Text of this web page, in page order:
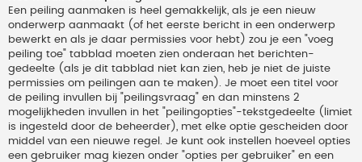
Een peiling aanmaken is heel gemakkelijk, als je een nieuw
onderwerp aanmaakt (of het eerste bericht in een onderwerp
bewerkt en als je daar permissies voor hebt) zou je een "voeg
peiling toe" tabblad moeten zien onderaan het berichten-
gedeelte (als je dit tabblad niet kan zien, heb je niet de juiste
permissies om peilingen aan te maken). Je moet een titel voor
de peiling invullen bij "peilingsvraag" en dan minstens 2
mogelijkheden invullen in het "peilingopties"-tekstgedeelte (limiet
is ingesteld door de beheerder), met elke optie gescheiden door
middel van een nieuwe regel. Je kunt ook instellen hoeveel opties
een gebruiker mag kiezen onder "opties per gebruiker" en een